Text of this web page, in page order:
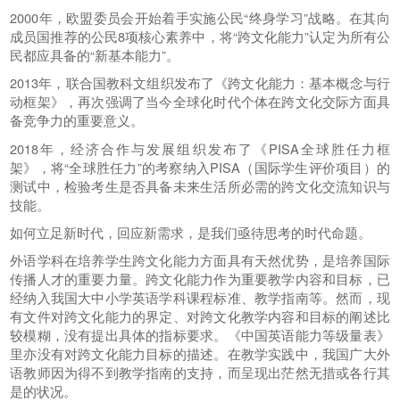
2000年，欧盟委员会开始着手实施公民“终身学习”战略。在其向
成员国推荐的公民8项核心素养中，将“跨文化能力”认定为所有公
民都应具备的“新基本能力”。
2013年，联合国教科文组织发布了《跨文化能力：基本概念与行
动框架》，再次强调了当今全球化时代个体在跨文化交际方面具
备竞争力的重要意义。
2018年，经济合作与发展组织发布了《PISA全球胜任力框
架》，将“全球胜任力”的考察纳入PISA（国际学生评价项目）的
测试中，检验考生是否具备未来生活所必需的跨文化交流知识与
技能。
如何立足新时代，回应新需求，是我们亟待思考的时代命题。
外语学科在培养学生跨文化能力方面具有天然优势，是培养国际
传播人才的重要力量。跨文化能力作为重要教学内容和目标，已
经纳入我国大中小学英语学科课程标准、教学指南等。然而，现
有文件对跨文化能力的界定、对跨文化教学内容和目标的阐述比
较模糊，没有提出具体的指标要求。《中国英语能力等级量表》
里亦没有对跨文化能力目标的描述。在教学实践中，我国广大外
语教师因为得不到教学指南的支持，而呈现出茫然无措或各行其
是的状况。